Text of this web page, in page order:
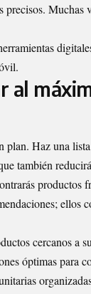
Muchas
al
Haz una
también
productos
ellos
cercanos a
óptimas para